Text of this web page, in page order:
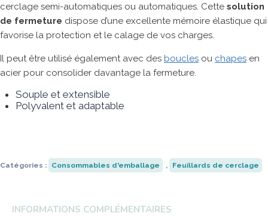
cerclage semi-automatiques ou automatiques. Cette solution
de fermeture dispose d’une excellente mémoire élastique qui
favorise la protection et le calage de vos charges.
Il peut être utilisé également avec des boucles ou chapes en
acier pour consolider davantage la fermeture.
Souple et extensible
Polyvalent et adaptable
Catégories : Consommables d'emballage , Feuillards de cerclage
INFORMATIONS COMPLÉMENTAIRES
MARQUES PARTENAIRES
Robopac Universal Robots Anser
Strapack
Transpak
HSM Fischbein Ripack